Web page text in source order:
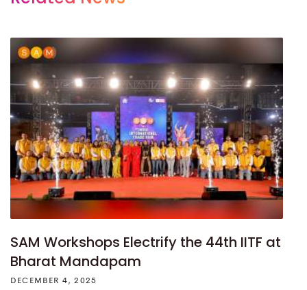
SAM Workshops Electrify the 44th IITF at
Bharat Mandapam
DECEMBER 4, 2025